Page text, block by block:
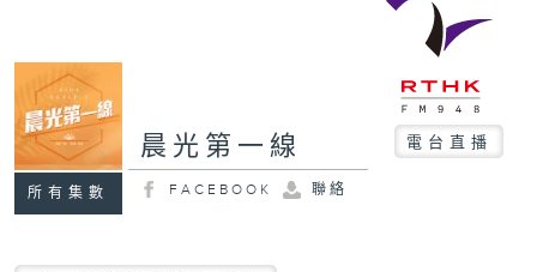
所有集數
晨光第一線 電台直播
FACEBOOK 聯絡